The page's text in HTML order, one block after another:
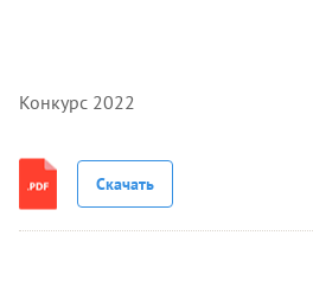
Конкурс 2022
Скачать